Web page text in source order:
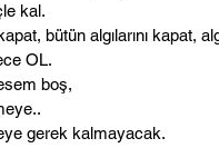
kal.
bütün algılarını kapat,
OL.
boş,
gerek kalmayacak.